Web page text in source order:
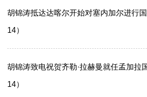
胡锦涛抵达达喀尔开始对塞内加尔进行
14）
胡锦涛致电祝贺齐勒·拉赫曼就任孟加拉
14）